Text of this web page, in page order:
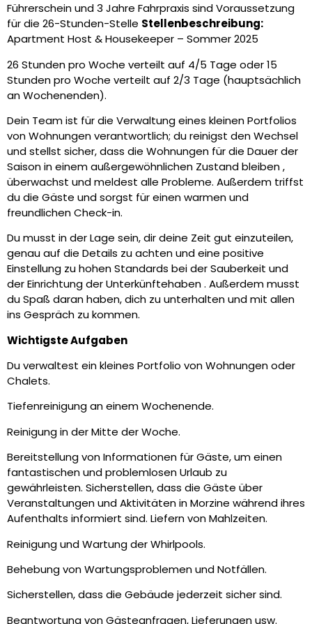
Führerschein und 3 Jahre Fahrpraxis sind Voraussetzung
für die 26-Stunden-Stelle Stellenbeschreibung:
Apartment Host & Housekeeper – Sommer 2025
26 Stunden pro Woche verteilt auf 4/5 Tage oder 15
Stunden pro Woche verteilt auf 2/3 Tage (hauptsächlich
an Wochenenden).
Dein Team ist für die Verwaltung eines kleinen Portfolios
von Wohnungen verantwortlich; du reinigst denWechsel
und stellst sicher, dass die Wohnungen für die Dauer der
Saisonin einem außergewöhnlichen Zustand bleiben,
überwachst und meldest alle Probleme. Außerdem triffst
du die Gäste und sorgst für einen warmen und
freundlichen Check-in.
Du musst in der Lage sein, dir deine Zeit gut einzuteilen,
genau auf die Details zu achten und eine positive
Einstellung zu hohen Standards bei der Sauberkeit und
der Einrichtung der Unterkünftehaben. Außerdem musst
du Spaß daran haben,dich zu unterhalten und mit allen
ins Gespräch zu kommen.
Wichtigste Aufgaben
Du verwaltest ein kleines Portfolio von Wohnungen oder
Chalets.
Tiefenreinigung an einem Wochenende.
Reinigung in der Mitte der Woche.
Bereitstellung von Informationen für Gäste, um einen
fantastischen und problemlosen Urlaub zu
gewährleisten. Sicherstellen, dass die Gäste über
Veranstaltungen und Aktivitäten in Morzine während ihres
Aufenthalts informiert sind. Liefern von Mahlzeiten.
Reinigung und Wartung der Whirlpools.
Behebung von Wartungsproblemen und Notfällen.
Sicherstellen, dass die Gebäude jederzeit sicher sind.
Beantwortung von Gästeanfragen, Lieferungen usw.